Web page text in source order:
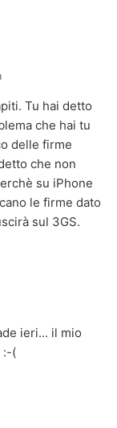
Tu hai detto
che hai tu
delle firme
che non
su iPhone
le firme dato
sul 3GS.
ieri... il mio
:-(